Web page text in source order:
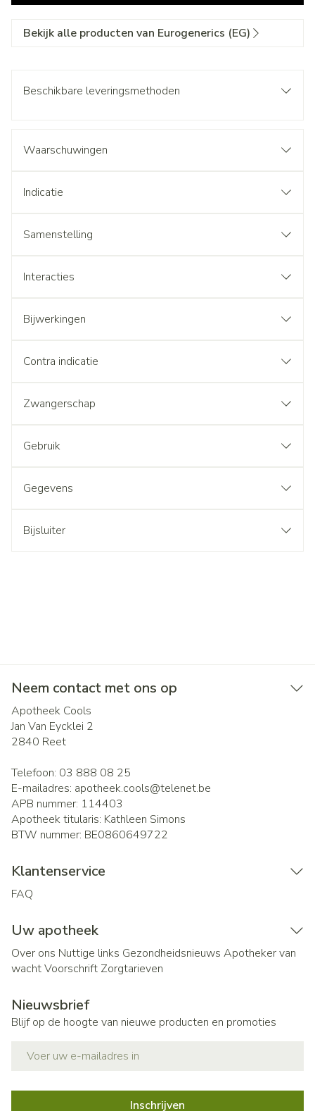
Bekijk alle producten van Eurogenerics (EG)
Beschikbare leveringsmethoden
Waarschuwingen
Indicatie
Samenstelling
Interacties
Bijwerkingen
Contra indicatie
Zwangerschap
Gebruik
Gegevens
Bijsluiter
Neem contact met ons op
Apotheek Cools
Jan Van Eycklei 2
2840 Reet
Telefoon: 03 888 08 25
E-mailadres: apotheek.cools@telenet.be
APB nummer: 114403
Apotheek titularis: Kathleen Simons
BTW nummer: BE0860649722
Klantenservice
FAQ
Uw apotheek
Over ons Nuttige links Gezondheidsnieuws Apotheker van
wachtVoorschrift Zorgtarieven
Nieuwsbrief
Blijf op de hoogte van nieuwe producten en promoties
Inschrijven